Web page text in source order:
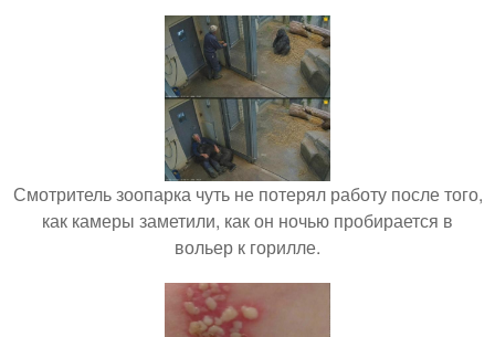
Смотритель зоопарка чуть не потерял работу после того,
как камеры заметили, как он ночью пробирается в
вольер к горилле.